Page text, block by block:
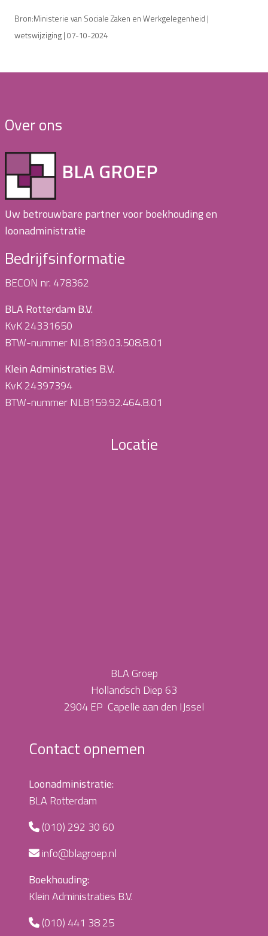
Bron:Ministerie van Sociale Zaken en Werkgelegenheid |
wetswijziging | 07-10-2024
Over ons
BLA GROEP
Uw betrouwbare partner voor boekhouding en
loonadministratie
Bedrijfsinformatie
BECON nr. 478362
BLA Rotterdam B.V.
KvK 24331650
BTW-nummer NL8189.03.508.B.01
Klein Administraties B.V.
KvK 24397394
BTW-nummer NL8159.92.464.B.01
Locatie
BLA Groep
Hollandsch Diep 63
2904 EP Capelle aan den IJssel
Contact opnemen
Loonadministratie:
BLA Rotterdam
(010) 292 30 60
info@blagroep.nl
Boekhouding:
Klein Administraties B.V.
(010) 441 38 25